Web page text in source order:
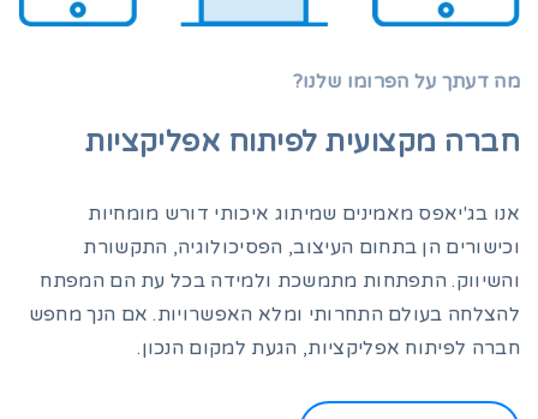
מה דעתך על הפרומו שלנו?
חברה מקצועית לפיתוח אפליקציות
אנו בג'יאפס מאמינים שמיתוג איכותי דורש מומחיות
וכישורים הן בתחום העיצוב, הפסיכולוגיה, התקשורת
והשיווק. התפתחות מתמשכת ולמידה בכל עת הם המפתח
להצלחה בעולם התחרותי ומלא האפשרויות. אם הנך מחפש
חברה לפיתוח אפליקציות, הגעת למקום הנכון.